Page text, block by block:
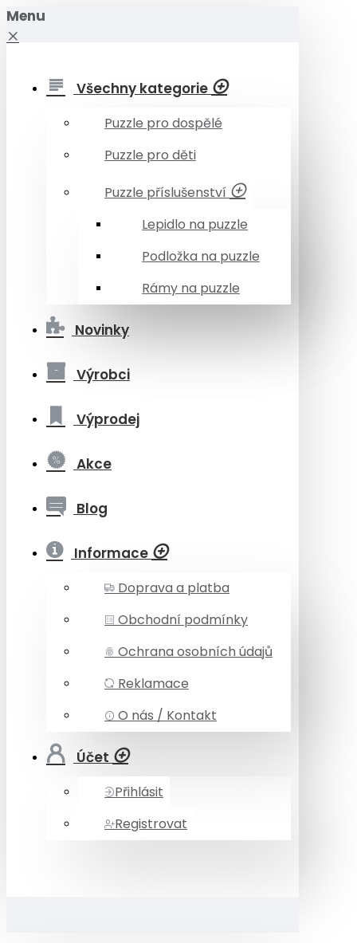
Menu
Všechny kategorie
Puzzle pro dospělé
Puzzle pro děti
Puzzle příslušenství
Lepidlo na puzzle
Podložka na puzzle
Rámy na puzzle
Novinky
Výrobci
Výprodej
Akce
Blog
Informace
Doprava a platba
Obchodní podmínky
Ochrana osobních údajů
Reklamace
O nás / Kontakt
Účet
Přihlásit
Registrovat